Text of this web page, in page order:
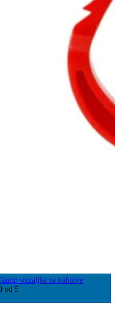
stezaljka za kablove
od 5